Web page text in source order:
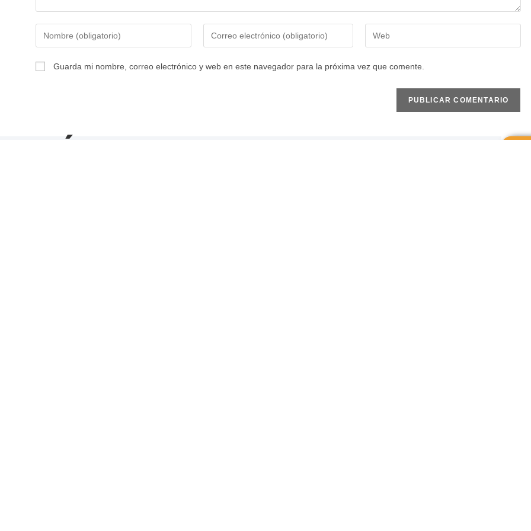
Guarda mi nombre, correo electrónico y web en este navegador para la próxima vez que comente.
¡Únete a nuestro equipo,